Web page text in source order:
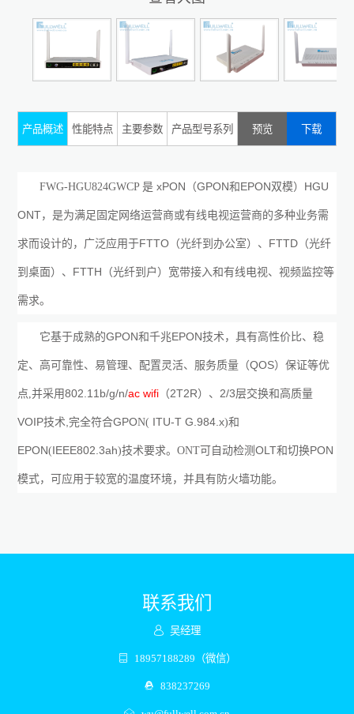
产品概述 性能特点 主要参数 产品型号系列 预览 下载
FWG-HGU824GWCP是 xPON （GPON和 EPON双模） HGU
ONT，是为满足固定网络运营商或有线电视运营商的多种业务需
求而设计的，广泛应用于FTTO （光纤到办公室）、 FTTD （光纤
到桌面）、 FTTH （光纤到户 ）宽带接入和有线电视、视频监控等
需求。
它基于成熟的GPON和千兆EPON技术，具有高性价比、稳
定、高可靠性、易管理、配置灵活、服务质量（QOS）保证等优
点 ,并采用802.11b/g/n/ac wifi （2T2R）、 2/3层交换和高质量
VOIP技术 ,完全符合GPON( ITU-T G.984.x)和
EPON(IEEE802.3ah)技术要求。ONT可自动检测OLT和切换PON
模式，可应用于较宽的温度环境，并具有防火墙功能。
联系我们
吴经理
18957188289（微信）
838237269